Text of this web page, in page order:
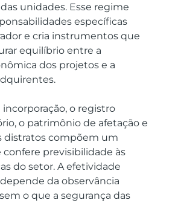
unidades. Esse regime
específicas
e cria instrumentos que
equilíbrio entre a
dos projetos e a
o registro
o patrimônio de afetação e
distratos compõem um
confere previsibilidade às
do setor. A efetividade
da observância
o que a segurança das